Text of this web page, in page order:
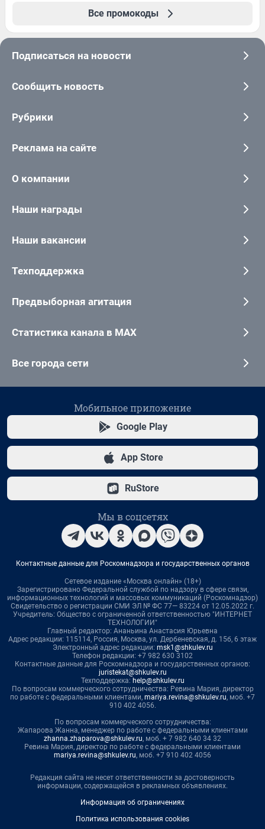
Все промокоды
Подписаться на новости
Сообщить новость
Рубрики
Реклама на сайте
О компании
Наши награды
Наши вакансии
Техподдержка
Предвыборная агитация
Статистика канала в MAX
Все города сети
Мобильное приложение
Google Play
App Store
RuStore
Мы в соцсетях
Контактные данные для Роскомнадзора и государственных органов
Сетевое издание «Москва онлайн» (18+)
Зарегистрировано Федеральной службой по надзору в сфере связи,
информационных технологий и массовых коммуникаций (Роскомнадзор)
Свидетельство о регистрации СМИ ЭЛ № ФС 77— 83224 от 12.05.2022 г.
Учредитель: Общество с ограниченной ответственностью "ИНТЕРНЕТ
ТЕХНОЛОГИИ"
Главный редактор: Ананьина Анастасия Юрьевна
Адрес редакции: 115114, Россия, Москва, ул. Дербеневская, д. 15б, 6 этаж
Электронный адрес редакции: msk1@shkulev.ru
Телефон редакции: +7 982 630 3102
Контактные данные для Роскомнадзора и государственных органов:
juristekat@shkulev.ru
Техподдержка: help@shkulev.ru
По вопросам коммерческого сотрудничества: Ревина Мария, директор
по работе с федеральными клиентами, mariya.revina@shkulev.ru, моб. +7
910 402 4056.
По вопросам коммерческого сотрудничества:
Жапарова Жанна, менеджер по работе с федеральными клиентами
zhanna.zhaparova@shkulev.ru, моб. + 7 982 640 34 32
Ревина Мария, директор по работе с федеральными клиентами
mariya.revina@shkulev.ru, моб. +7 910 402 4056
Редакция сайта не несет ответственности за достоверность
информации, содержащейся в рекламных объявлениях.
Информация об ограничениях
Политика использования cookies